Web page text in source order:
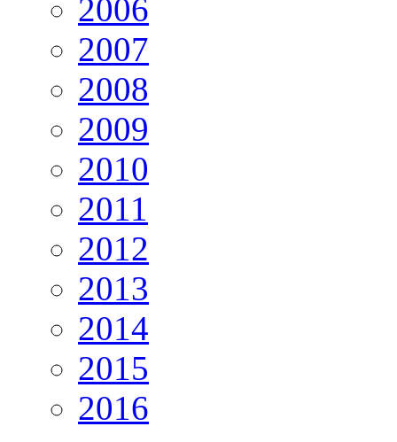
2006
2007
2008
2009
2010
2011
2012
2013
2014
2015
2016